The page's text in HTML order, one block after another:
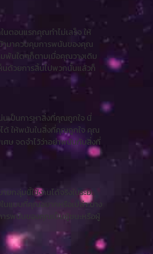
นตอนแรกคุณทำไม่เสร็จ ให้
ามาควบคุมการพนันของคุณ
มพันใดๆก็ตามเมื่อคุณวางเดิม
นด้วยการสิ้นไปพวกนั้นแล้วก็
เป็นการหาสิ่งที่คุณถูกใจ นี่
ด้ ให้พนันในสิ่งที่คุณถูกใจ คุณ
ศษ จดจำไว้ว่าอย่าพนันกับสิ่งที่
กลุ่มนี้ใช้งานได้จริงในระยะ
นแบบที่คุณอยากหรือเปล่า บาง
ารพนันของคุณเป็นผู้ชนะหรือผู้